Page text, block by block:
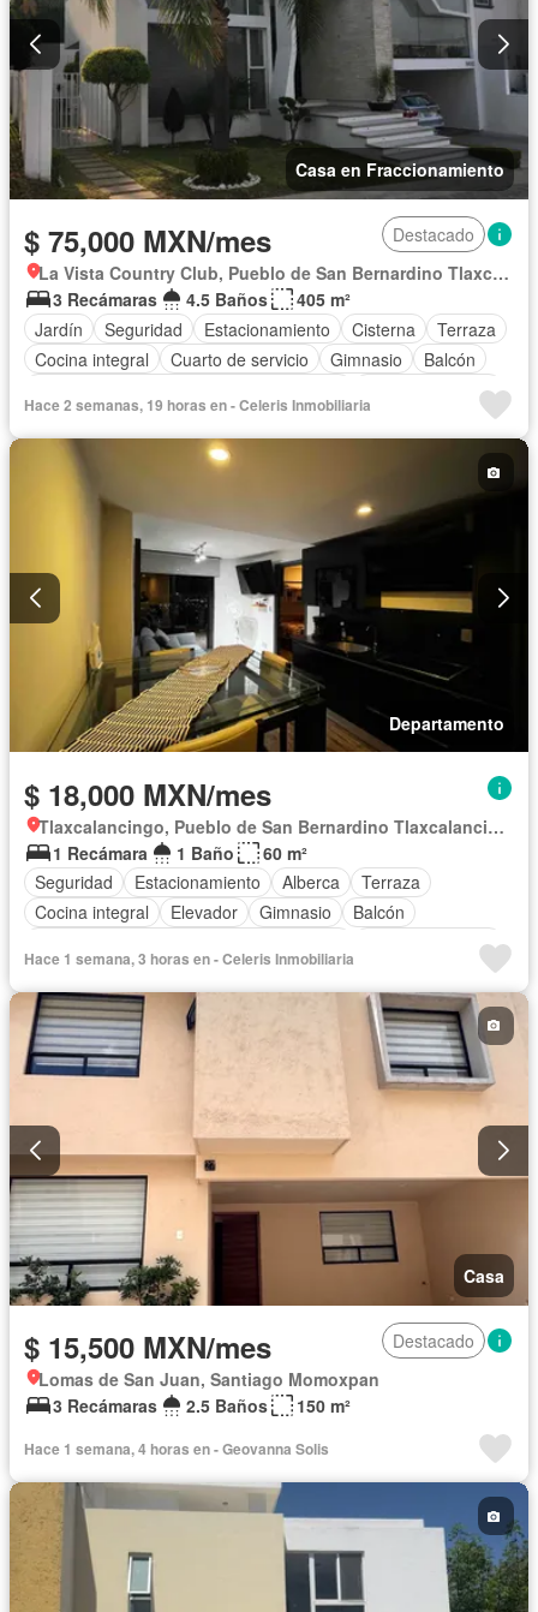
Casa en Fraccionamiento
$ 75,000 MXN/mes
Destacado
La Vista Country Club, Pueblo de San Bernardino Tlaxcalancingo
3 Recámaras
4.5 Baños
405 m²
Jardín
Seguridad Estacionamiento Cisterna
Terraza
Cocina integral
Cuarto de servicio Gimnasio
Balcón
Cocina equipada
Zona infantil
Sala polivalente
Internet
Aire acondicionado
Bodega
Circuito cerrado de televisión
Electricidad
Cuarto de Limpieza
Cancha de tenis
Televisión por cable
Gas natural
Wifi
Sauna
Caseta de vigilancia
Recámara con closet
Despacho
Chimenea
Asador Sin amueblar
Hace 2 semanas, 19 horas en - Celeris Inmobiliaria
Departamento
$ 18,000 MXN/mes
Tlaxcalancingo, Pueblo de San Bernardino Tlaxcalancingo
1 Recámara
1 Baño
60 m²
Seguridad
Estacionamiento Alberca
Terraza
Cocina integral
Elevador Gimnasio
Balcón
Cocina equipada
Zona infantil
Sala polivalente Internet
Circuito cerrado de televisión
Jacuzzi
Agua
Calefacción
Televisión por cable Asador
Chimenea
Vista panorámica
Sauna
Wifi
Completamente amueblado
Hace 1 semana, 3 horas en - Celeris Inmobiliaria
Casa
$ 15,500 MXN/mes
Destacado
Lomas de San Juan, Santiago Momoxpan
3 Recámaras
2.5 Baños 150 m²
Hace 1 semana, 4 horas en - Geovanna Solis